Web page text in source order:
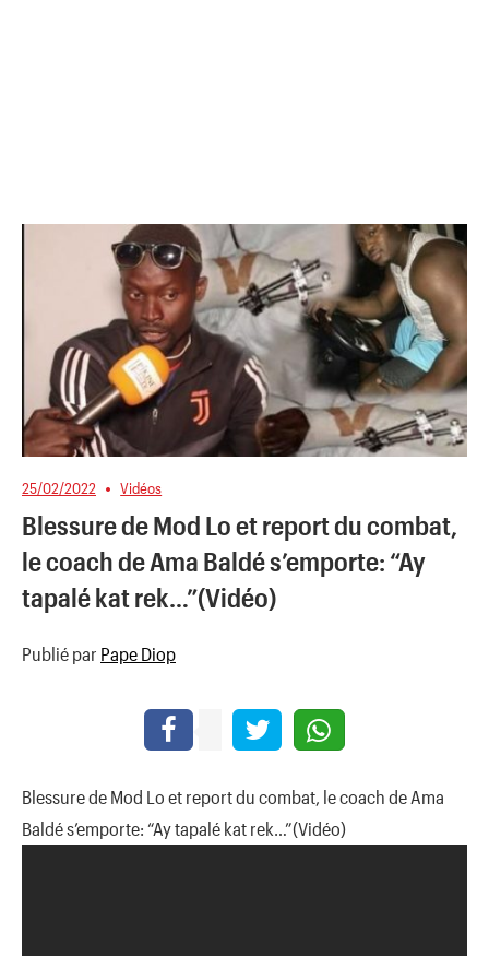
25/02/2022 Vidéos
Blessure de Mod Lo et report du combat,
le coach de Ama Baldé s’emporte: “Ay
tapalé kat rek…”(Vidéo)
Publié par Pape Diop
Blessure de Mod Lo et report du combat, le coach de Ama
Baldé s’emporte: “Ay tapalé kat rek…”(Vidéo)